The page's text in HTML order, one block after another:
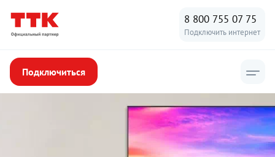
8 800 755 07 75
Подключить интернет
Подключиться